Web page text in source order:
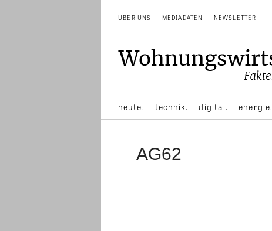
ÜBER UNS MEDIADATEN NEWSLETTER
heute. technik. digital. energie.
AG62